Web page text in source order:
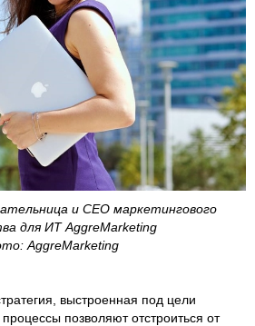
и CEO маркетингового
для ИТ AggreMarketing
AggreMarketing
выстроенная под цели
позволяют отстроиться от